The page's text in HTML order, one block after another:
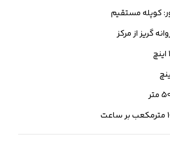
کوپله مستقیم
گریز از مرکز